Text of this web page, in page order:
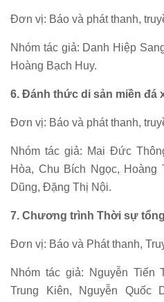
Đơn vị: Báo và phát thanh,
Nhóm tác giả: Danh Hiệp
Hoàng Bạch Huy.
6. Đánh thức di sản miền
Đơn vị: Báo và phát thanh,
Nhóm tác giả: Mai Đức
Hòa, Chu Bích Ngọc,
Dũng, Đặng Thị Nội.
7. Chương trình Thời sự
Đơn vị: Báo và Phát thanh,
Nhóm tác giả: Nguyễn Tiến
Trung Kiên, Nguyễn Quốc